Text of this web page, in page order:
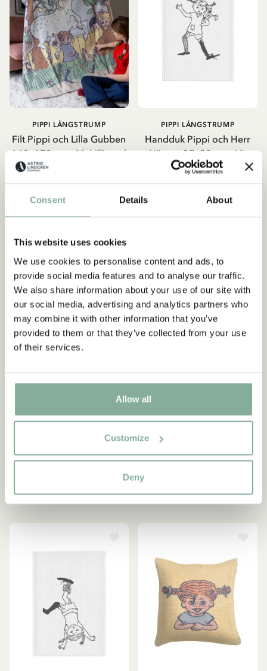
Consent Details About
This website uses cookies
We use cookies to personalise content and ads, to
provide social media features and to analyse our traffic.
We also share information about your use of our site with
our social media, advertising and analytics partners who
may combine it with other information that you’ve
provided to them or that they’ve collected from your use
of their services.
Allow all
Customize
Deny
Filt Pippi och Lilla Gubben
140x170 cm – Multifärgad
PIPPI LÅNGSTRUMP
1 650.00 SEK
LÄGG I VARUKORG
Handduk Pippi och Herr
Nilsson 35x50 cm – Vit
PIPPI LÅNGSTRUMP
215.00 SEK
LÄGG I VARUKORG
Pippi Handduk 40x60 cm –
LÄGG I VARUKORG
Handduk Pippi
Långstrump 40x60 cm –
295.00 SEK
LÄGG I VARUKORG